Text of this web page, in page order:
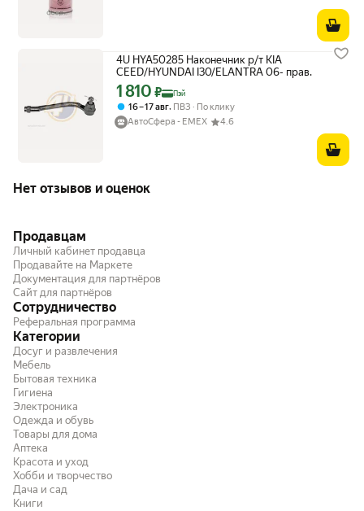
4U HYA50285 Наконечник р/т KIA
CEED/HYUNDAI I30/ELANTRA 06- прав.
Цена с картой Яндекс Пэй 1810 ₽ вместо
1 810 ₽ Пэй
16 – 17 авг, ПВЗ
По клику
АвтоСфера - ЕМЕХ
4.6
Нет отзывов и оценок
Продавцам
Личный кабинет продавца
Продавайте на Маркете
Документация для партнёров
Сайт для партнёров
Сотрудничество
Реферальная программа
Категории
Досуг и развлечения
Мебель
Бытовая техника
Гигиена
Электроника
Одежда и обувь
Товары для дома
Аптека
Красота и уход
Хобби и творчество
Дача и сад
Книги